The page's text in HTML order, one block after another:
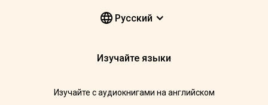
Pусский
Изучайте языки
Изучайте с аудиокнигами на английском